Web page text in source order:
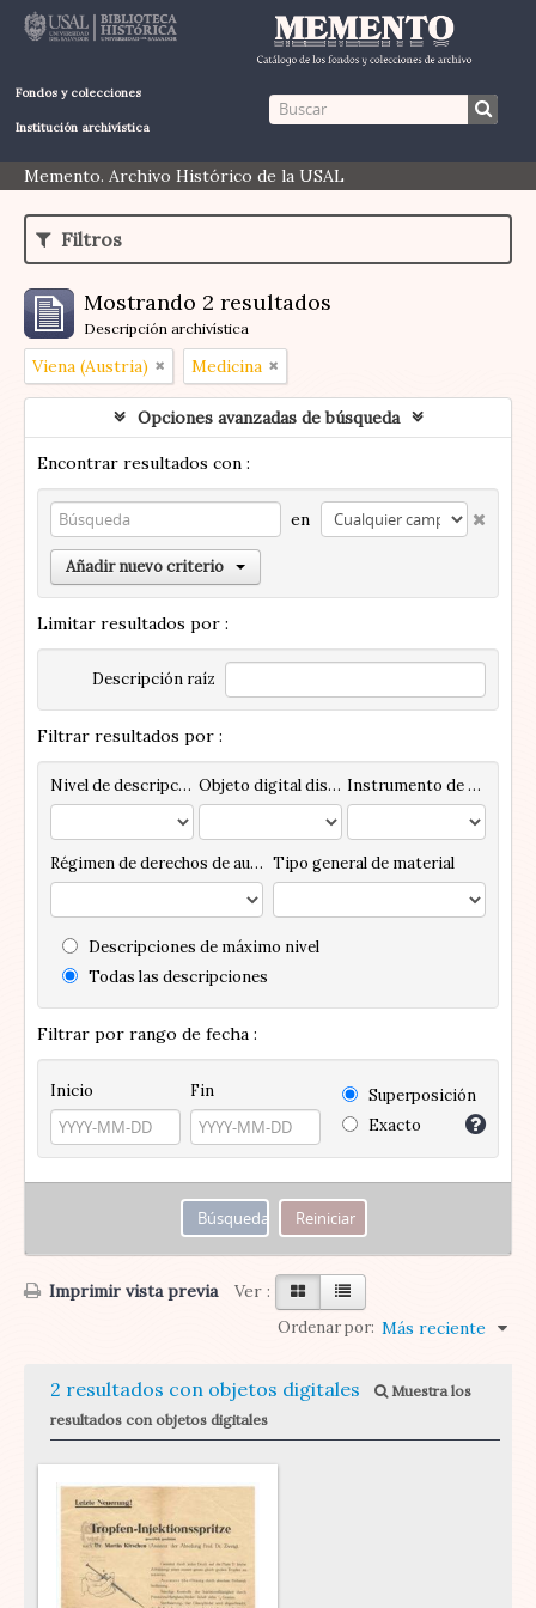
Fondos y colecciones
Institución archivística
Memento. Archivo Histórico de la USAL
Filtros
Mostrando 2 resultados
Descripción archivística
Viena (Austria) Medicina
Opciones avanzadas de búsqueda
Encontrar resultados con :
en
Añadir nuevo criterio
Limitar resultados por :
Descripción raíz
Filtrar resultados por :
Nivel de descripción Objeto digital disponibles Instrumento de descripción
Régimen de derechos de autor Tipo general de material
Descripciones de máximo nivel
Todas las descripciones
Filtrar por rango de fecha :
Inicio Fin
Superposición
Exacto
Imprimir vista previa Ver :
Ordenar por: Más reciente
2 resultados con objetos digitales
Muestra los
resultados con objetos digitales